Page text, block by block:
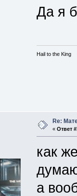
Да я
Hail to the King
Re:
« Ответ
как
а